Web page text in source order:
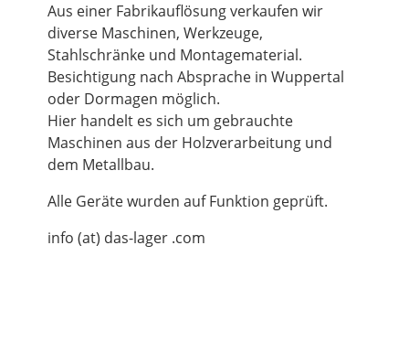
Aus einer Fabrikauflösung verkaufen wir
diverse Maschinen, Werkzeuge,
Stahlschränke und Montagematerial.
Besichtigung nach Absprache in Wuppertal
oder Dormagen möglich.
Hier handelt es sich um gebrauchte
Maschinen aus der Holzverarbeitung und
dem Metallbau.
Alle Geräte wurden auf Funktion geprüft.
info (at) das-lager .com